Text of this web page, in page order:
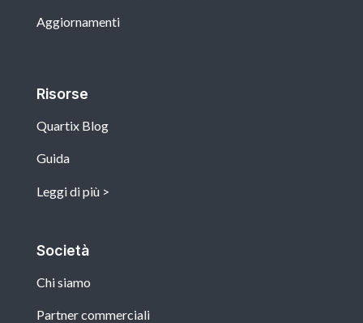
Aggiornamenti
Risorse
Quartix Blog
Guida
Leggi di più
Società
Chi siamo
Partner commerciali